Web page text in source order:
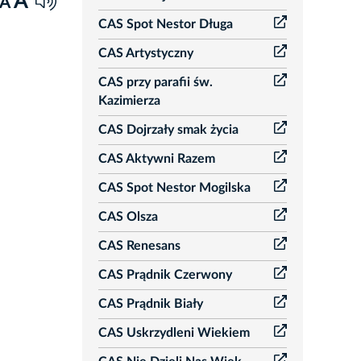
CAS Spot Nestor Długa
CAS Artystyczny
CAS przy parafii św.
Kazimierza
CAS Dojrzały smak życia
CAS Aktywni Razem
CAS Spot Nestor Mogilska
CAS Olsza
CAS Renesans
CAS Prądnik Czerwony
CAS Prądnik Biały
CAS Uskrzydleni Wiekiem